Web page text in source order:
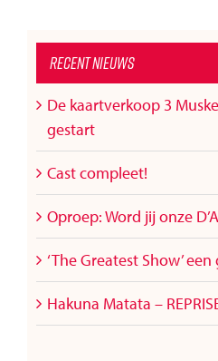
Recent nieuws
De kaartverkoop 3
gestart
Cast compleet!
Oproep: Word jij onze
‘The Greatest Show’
Hakuna Matata –